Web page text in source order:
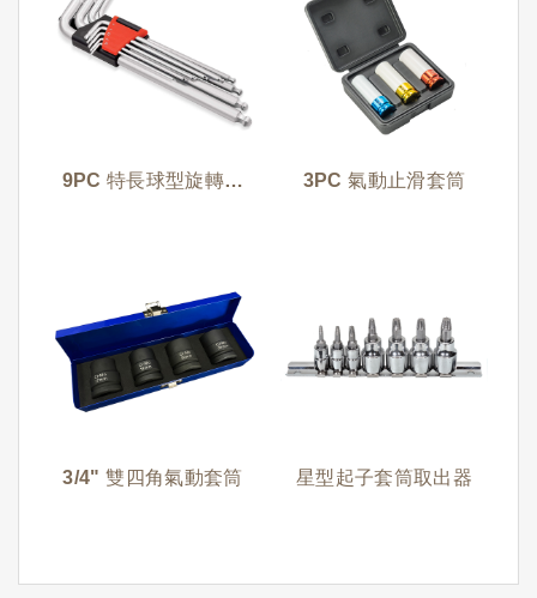
9PC 特長球型旋轉六
3PC 氣動止滑套筒
3/4" 雙四角氣動套筒 星型起子套筒取出器